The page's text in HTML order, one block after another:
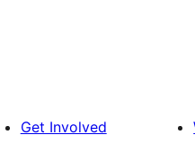
Get Involved